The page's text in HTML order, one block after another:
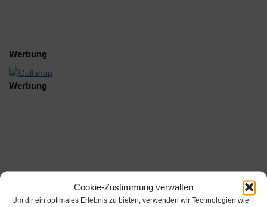
Cookie-Zustimmung verwalten
Um dir ein optimales Erlebnis zu bieten, verwenden wir Technologien wie
Werbung
Werbung